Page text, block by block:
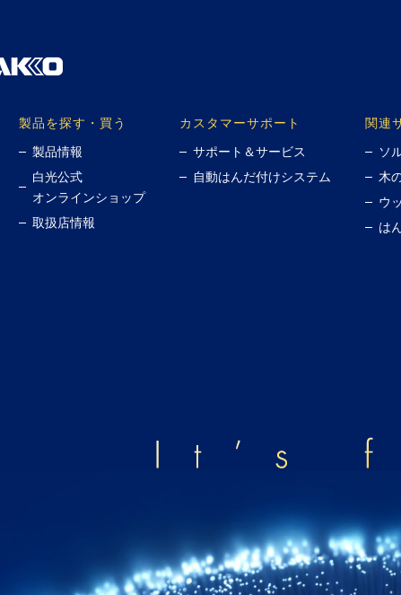
製品を探す・買う
製品情報
白光公式
オンラインショップ
取扱店情報
カスタマーサポート
サポート＆サービス
自動はんだ付けシステム
関連
ソ
木
ウ
は